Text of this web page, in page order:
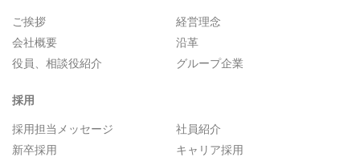
ご挨拶
経営理念
会社概要
沿革
役員、相談役紹介
グループ企業
採用
採用担当メッセージ
社員紹介
新卒採用
キャリア採用